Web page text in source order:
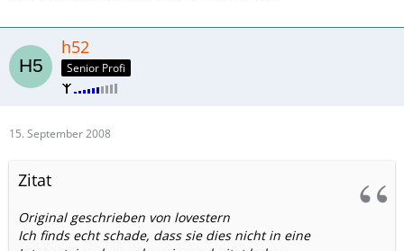
h52
Senior Profi
15. September 2008
Zitat
Original geschrieben von lovestern
Ich finds echt schade, dass sie dies nicht in eine